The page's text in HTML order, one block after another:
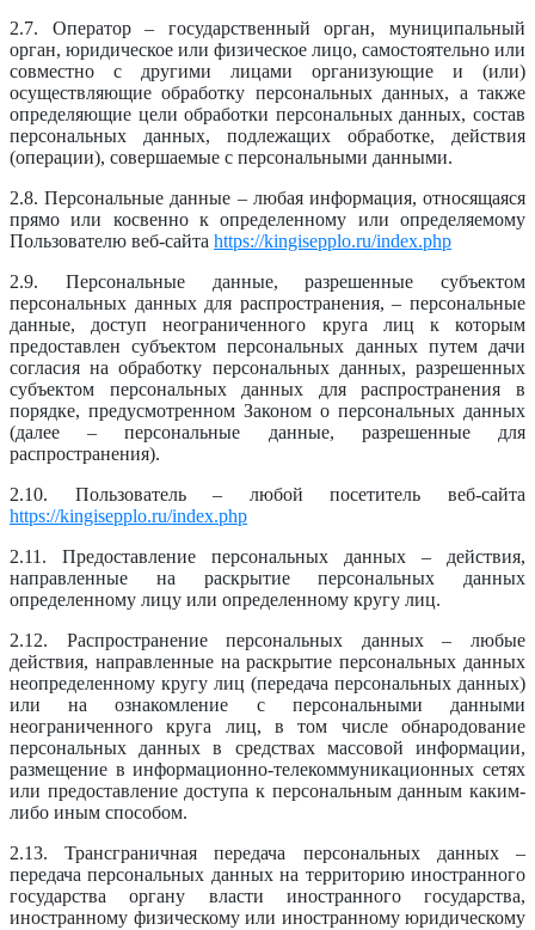
2.7. Оператор – государственный орган, муниципальный
орган, юридическое или физическое лицо, самостоятельно или
совместно с другими лицами организующие и (или)
осуществляющие обработку персональных данных, а также
определяющие цели обработки персональных данных, состав
персональных данных, подлежащих обработке, действия
(операции), совершаемые с персональными данными.
2.8. Персональные данные – любая информация, относящаяся
прямо или косвенно к определенному или определяемому
Пользователю веб-сайта https://kingisepplo.ru/index.php
2.9. Персональные данные, разрешенные субъектом
персональных данных для распространения, – персональные
данные, доступ неограниченного круга лиц к которым
предоставлен субъектом персональных данных путем дачи
согласия на обработку персональных данных, разрешенных
субъектом персональных данных для распространения в
порядке, предусмотренном Законом о персональных данных
(далее – персональные данные, разрешенные для
распространения).
2.10. Пользователь – любой посетитель веб-сайта
https://kingisepplo.ru/index.php
2.11. Предоставление персональных данных – действия,
направленные на раскрытие персональных данных
определенному лицу или определенному кругу лиц.
2.12. Распространение персональных данных – любые
действия, направленные на раскрытие персональных данных
неопределенному кругу лиц (передача персональных данных)
или на ознакомление с персональными данными
неограниченного круга лиц, в том числе обнародование
персональных данных в средствах массовой информации,
размещение в информационно-телекоммуникационных сетях
или предоставление доступа к персональным данным каким-
либо иным способом.
2.13. Трансграничная передача персональных данных –
передача персональных данных на территорию иностранного
государства органу власти иностранного государства,
иностранному физическому или иностранному юридическому